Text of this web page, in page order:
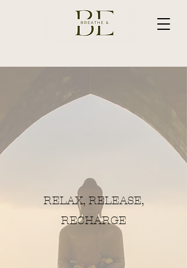
RELAX, RELEASE,
RECHARGE